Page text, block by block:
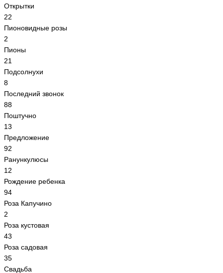
Открытки
22
Пионовидные розы
2
Пионы
21
Подсолнухи
8
Последний звонок
88
Поштучно
13
Предложение
92
Ранункулюсы
12
Рождение ребенка
94
Роза Капучино
2
Роза кустовая
43
Роза садовая
35
Свадьба